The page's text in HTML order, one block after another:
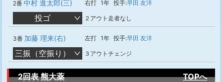
2番 中村 進太郎(三) 右打 1年 投手:早田 友洋
投ゴ ２アウト走者なし
3番 加藤 理来(右) 左打 1年 投手:早田 友洋
三振（空振り） ３アウトチェンジ
2回表 熊大薬 TOPへ